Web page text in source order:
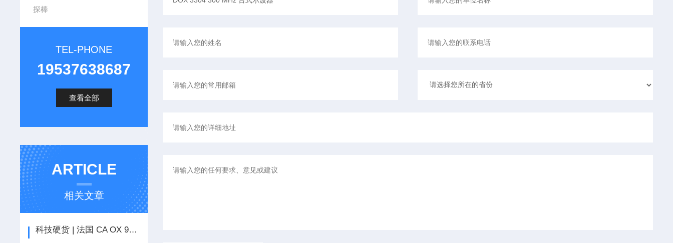
探棒
TEL-PHONE
19537638687
查看全部
ARTICLE
相关文章
科技硬货 | 法国 CA OX 9000 系列示波器，究竟有多牛？